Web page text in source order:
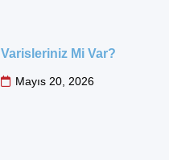
Varisleriniz Mi Var?
Mayıs 20, 2026